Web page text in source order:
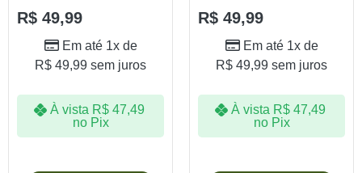
R$ 49,99
Em até 1x de
R$ 49,99 sem juros
À vista R$47,49
no Pix
R$ 49,99
Em até 1x de
R$ 49,99 sem juros
À vista R$47,49
no Pix